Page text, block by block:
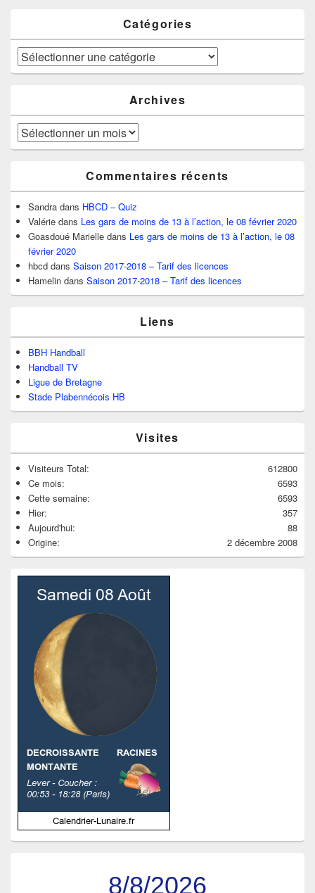
Catégories
Catégories
Archives
Archives
Commentaires récents
Sandra dans HBCD – Quiz
Valérie dans Les gars de moins de 13 à l’action, le 08 février 2020
Goasdoué Marielle dans Les gars de moins de 13 à l’action, le 08
février 2020
hbcd dans Saison 2017-2018 – Tarif des licences
Hamelin dans Saison 2017-2018 – Tarif des licences
Liens
BBH Handball
Handball TV
Ligue de Bretagne
Stade Plabennécois HB
Visites
612800
Visiteurs Total:
6593
Ce mois:
6593
Cette semaine:
357
Hier:
88
Aujourd'hui:
2 décembre 2008
Origine:
8/8/2026